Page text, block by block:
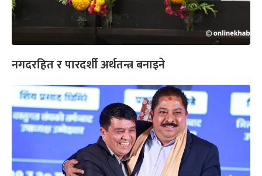
नगदरहित र पारदर्शी अर्थतन्त्र बनाइने